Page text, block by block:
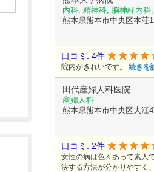
内科, 精神科, 脳神経内科
熊本県熊本市中央区本荘
口コミ: 4件
院内がきれいです。 続きを
田代産婦人科医院
産婦人科
熊本県熊本市中央区大江
口コミ: 2件
女性の病は色々あって素人
決する方法が分かりやすく